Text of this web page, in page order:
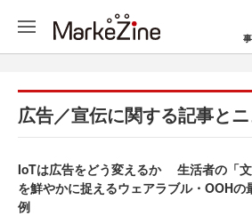
広告／宣伝に関する記事と
IoTは広告をどう変えるか 生活者の「文
を鮮やかに捉えるウェアラブル・OOHの
例